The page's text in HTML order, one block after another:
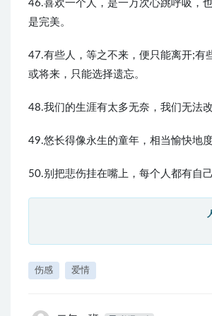
46.喜欢一个人，是一万次心跳呼吸，
是完美。
47.有些人，等之不来，便只能离开;有
或将来，只能选择遗忘。
48.我们的生涯有太多无奈，我们无法
49.悠长得像永生的童年，相当愉快地
50.别把悲伤挂在嘴上，每个人都有自己
伤感 爱情